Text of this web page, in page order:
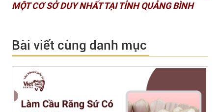
MỘT CƠ SỞ DUY NHẤT TẠI TỈNH QUẢNG BÌNH
Bài viết cùng danh mục